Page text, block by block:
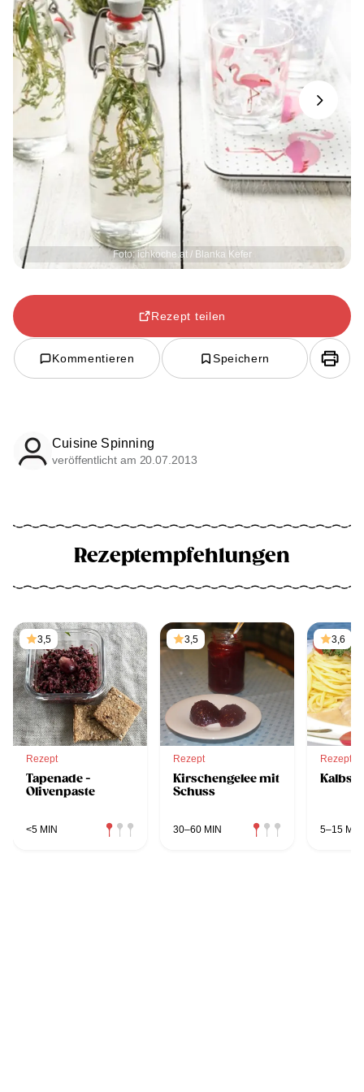
Foto: ichkoche.at / Blanka Kefer
Next
Rezept teilen
Kommentieren Speichern
Cuisine Spinning
veröffentlicht am 20.07.2013
Rezeptempfehlungen
3,5
Rezept
Tapenade -
Olivenpaste
<5 MIN
3,5
Rezept
Kirschengelee mit
Schuss
30–60 MIN
3,6
Rezept
5–15 MIN